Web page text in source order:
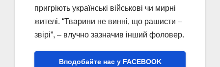
пригріють українські військові чи мирні
жителі. “Тварини не винні, що рашисти –
звірі”, – влучно зазначив інший фоловер.
Вподобайте нас у FACEBOOK